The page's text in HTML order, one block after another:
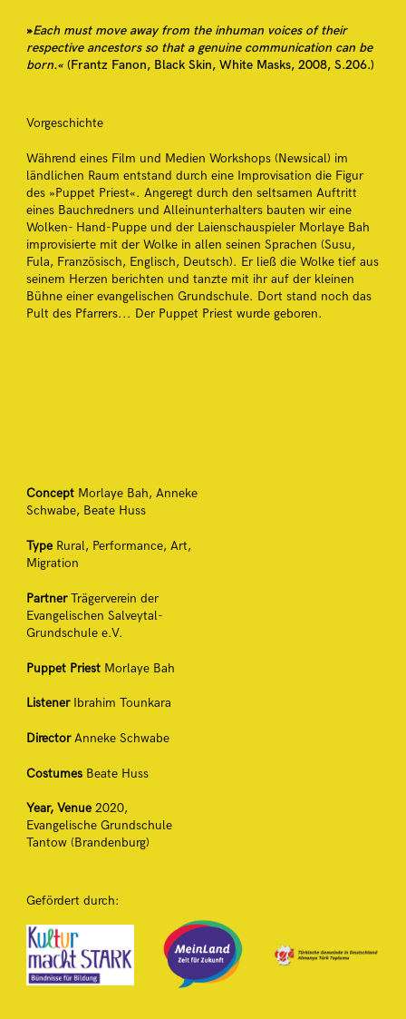
»Each must move away from the inhuman voices of their
respective ancestors so that a genuine communication can be
born.«(Frantz Fanon, Black Skin, White Masks, 2008, S.206.)
Vorgeschichte
Während eines Film und Medien Workshops (Newsical) im
ländlichen Raum entstand durch eine Improvisation die Figur
des »Puppet Priest«. Angeregt durch den seltsamen Auftritt
eines Bauchredners und Alleinunterhalters bautenwir eine
Wolken- Hand-Puppe und der Laienschauspieler Morlaye Bah
improvisierte mit der Wolke in allen seinenSprachen (Susu,
Fula, Französisch, Englisch, Deutsch). Er ließ die Wolke tief aus
seinem Herzen berichten und tanzte mit ihr auf der kleinen
Bühne einer evangelischen Grundschule. Dort stand noch das
Pult des Pfarrers... Der Puppet Priest wurde geboren.
Concept Morlaye Bah, Anneke
Schwabe, Beate Huss
Type Rural, Performance, Art,
Migration
PartnerTrägerverein der
Evangelischen Salveytal-
Grundschule e.V.
Puppet Priest Morlaye Bah
Listener Ibrahim Tounkara
DirectorAnneke Schwabe
Costumes Beate Huss
Year, Venue 2020,
Evangelische Grundschule
Tantow (Brandenburg)
Gefördert durch: